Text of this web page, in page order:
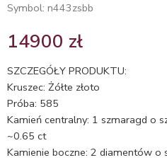
Symbol: n443zsbb
14900 zł
SZCZEGÓŁY PRODUKTU:
Kruszec: Żółte złoto
Próba: 585
Kamień centralny: 1 szmaragd o
~0.65 ct
Kamienie boczne: 2 diamentów